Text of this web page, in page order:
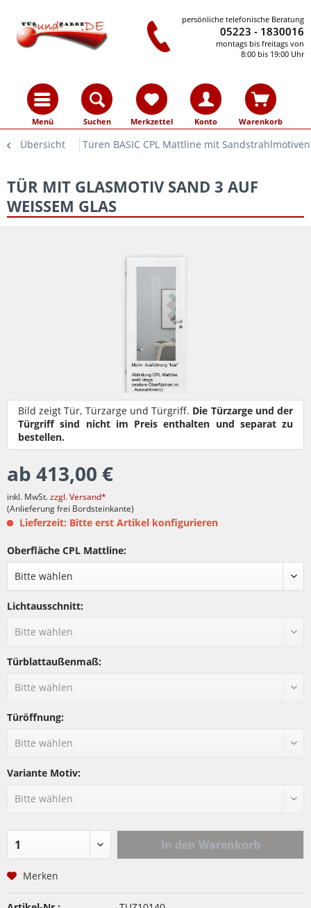
persönliche telefonische Beratung
05223 - 1830016
montags bis freitags von
8:00 bis 19:00 Uhr
Menü Suchen Merkzettel Konto Warenkorb
Übersicht Türen BASIC CPL Mattline mit Sandstrahlmotiven
TÜR MIT GLASMOTIV SAND 3 AUF
WEISSEM GLAS
Bild zeigt Tür, Türzarge und Türgriff. Die Türzarge und der
Türgriff sind nicht im Preis enthalten und separat zu
bestellen.
ab 413,00 €
inkl. MwSt.zzgl. Versand*
(Anlieferung frei Bordsteinkante)
Lieferzeit: Bitte erst Artikel konfigurieren
Oberfläche CPL Mattline:
Lichtausschnitt:
Türblattaußenmaß:
Türöffnung:
Variante Motiv:
In den Warenkorb
Merken